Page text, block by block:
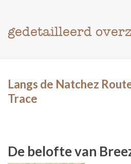
gedetailleerd
Langs de Natchez
Trace
De belofte van